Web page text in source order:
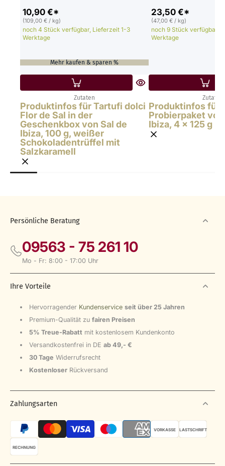
10,90 €*
(109,00 € / kg)
noch 4 Stück verfügbar, Lieferzeit 1-3
Werktage
Mehr kaufen & sparen %
Zutaten
Produktinfos für Tartufi dolci
Flor de Sal in der
Geschenkbox von Sal de
Ibiza, 100 g, weißer
Schokoladentrüffel mit
Salzkaramell
23,50 €*
(47,00 € / kg)
noch 9 Stück verfügbar,
Werktage
Zutaten
Produktinfos für
Probierpaket von
Ibiza, 4 x 125 g
Persönliche Beratung
09563 - 75 261 10
Mo - Fr: 8:00 - 17:00 Uhr
Ihre Vorteile
Hervorragender Kundenservice seit über 25 Jahren
Premium-Qualität zu fairen Preisen
5% Treue-Rabatt mit kostenlosem Kundenkonto
Versandkostenfrei in DE ab 49,- €
30 Tage Widerrufsrecht
KostenloserRückversand
Zahlungsarten
VORKASSE LASTSCHRIFT
RECHNUNG